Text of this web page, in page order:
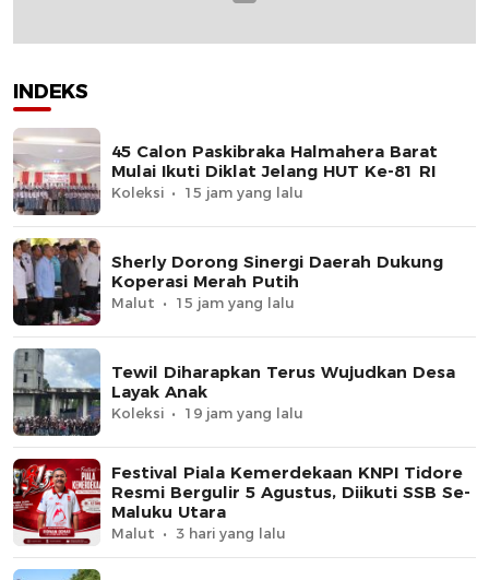
INDEKS
45 Calon Paskibraka Halmahera Barat
Mulai Ikuti Diklat Jelang HUT Ke-81 RI
Koleksi 15 jam yang lalu
Sherly Dorong Sinergi Daerah Dukung
Koperasi Merah Putih
Malut 15 jam yang lalu
Tewil Diharapkan Terus Wujudkan Desa
Layak Anak
Koleksi 19 jam yang lalu
Festival Piala Kemerdekaan KNPI Tidore
Resmi Bergulir 5 Agustus, Diikuti SSB Se-
Maluku Utara
Malut 3 hari yang lalu